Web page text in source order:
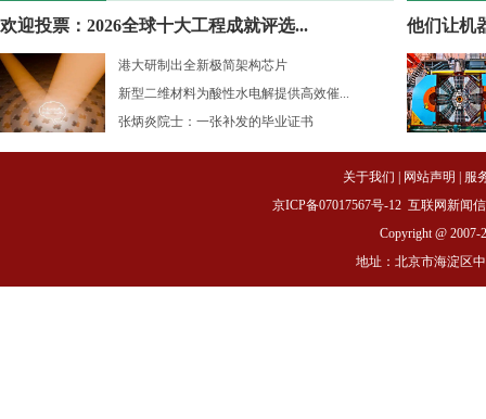
欢迎投票：2026全球十大工程成就评选...
港大研制出全新极简架构芯片
新型二维材料为酸性水电解提供高效催...
张炳炎院士：一张补发的毕业证书
他们让机
关于我们 网站声明
服
京ICP备07017567号-12 互联网新闻
Copyright @ 2007-
地址：北京市海淀区